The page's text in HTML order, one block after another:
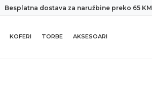
Besplatna dostava za naružbine preko 65 KM
KOFERI TORBE AKSESOARI